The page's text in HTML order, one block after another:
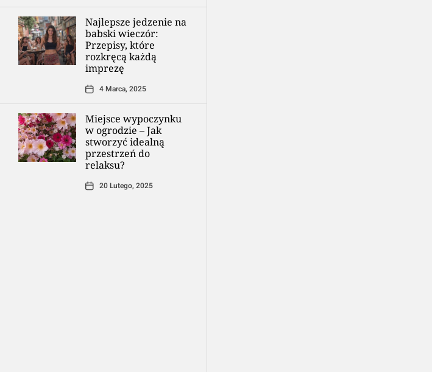
Najlepsze jedzenie na
babski wieczór:
Przepisy, które
rozkręcą każdą
imprezę
4 Marca, 2025
Miejsce wypoczynku
w ogrodzie – Jak
stworzyć idealną
przestrzeń do
relaksu?
20 Lutego, 2025